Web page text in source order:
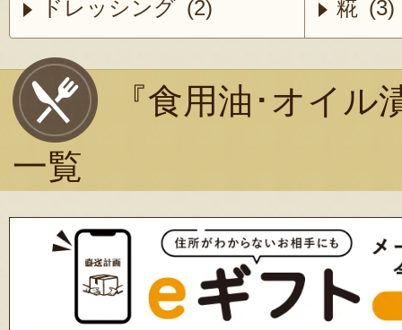
ドレッシング (2) 糀 (3)
『食用油･オイル
一覧